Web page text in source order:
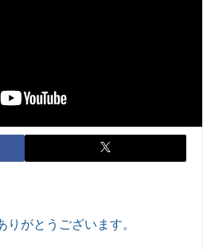
りがとうございます。